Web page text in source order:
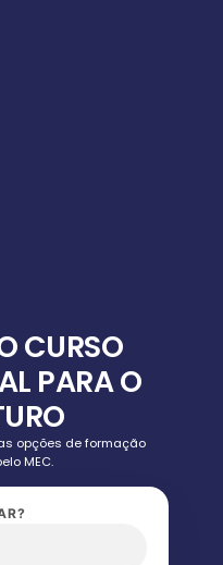
CURSO
PARA O
opções de formação
MEC.